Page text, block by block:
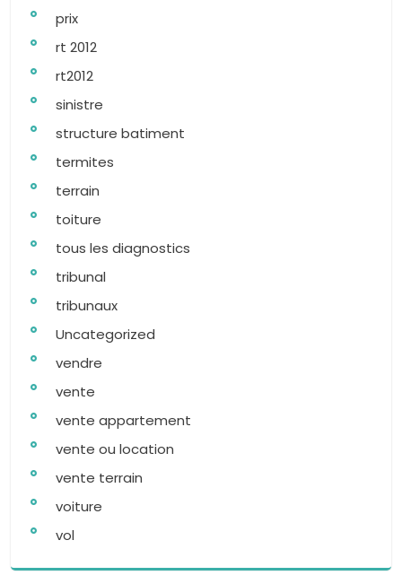
prix
rt 2012
rt2012
sinistre
structure batiment
termites
terrain
toiture
tous les diagnostics
tribunal
tribunaux
Uncategorized
vendre
vente
vente appartement
vente ou location
vente terrain
voiture
vol